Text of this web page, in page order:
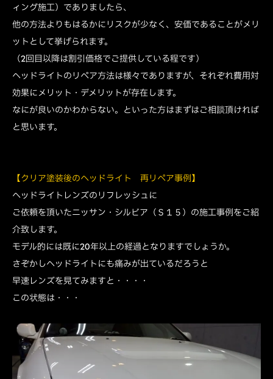
ィング施工）でありましたら、
他の方法よりもはるかにリスクが少なく、安価であることがメリ
ットとして挙げられます。
（2回目以降は割引価格でご提供している程です）
ヘッドライトのリペア方法は様々でありますが、それぞれ費用対
効果にメリット・デメリットが存在します。
なにが良いのかわからない。といった方はまずはご相談頂ければ
と思います。
【クリア塗装後のヘッドライト 再リペア事例】
ヘッドライトレンズのリフレッシュに
ご依頼を頂いたニッサン・シルビア（Ｓ１５）の施工事例をご紹
介致します。
モデル的には既に20年以上の経過となりますでしょうか。
さぞかしヘッドライトにも痛みが出ているだろうと
早速レンズを見てみますと・・・・
この状態は・・・